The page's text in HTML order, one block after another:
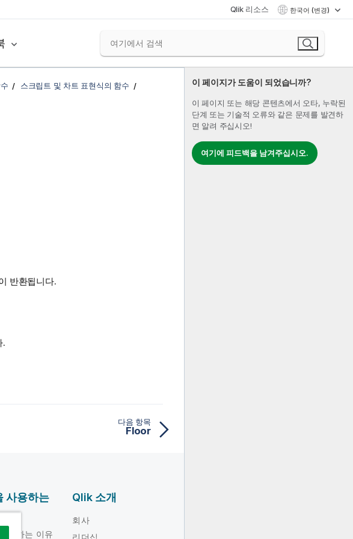
Qlik 리소스 한국어 (변경)
이 페이지가 도움이 되었습니까?
이 페이지 또는 해당 콘텐츠에서 오타, 누락된
단계 또는 기술적 오류와 같은 문제를 발견하
면 알려 주십시오!
여기에 피드백을 남겨주십시오.
스크립트 및 차트 표현식의 함수
반환됩니다.
.
다음 항목
Floor
사용하는
사용하는 이유
Qlik 소개
회사
리더십